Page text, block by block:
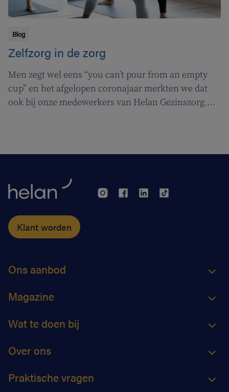
Blog
Zelfzorg in de zorg
Men zegt wel eens “you can’t pour from an empty
cup” en het afgelopen coronajaar merkten we dat
ook bij onze medewerkers van Helan Gezinszorg.
hun klanten kunnen zorgen.
Klant worden
Ons aanbod
Magazine
Wat te doen bij
Over ons
Praktische vragen